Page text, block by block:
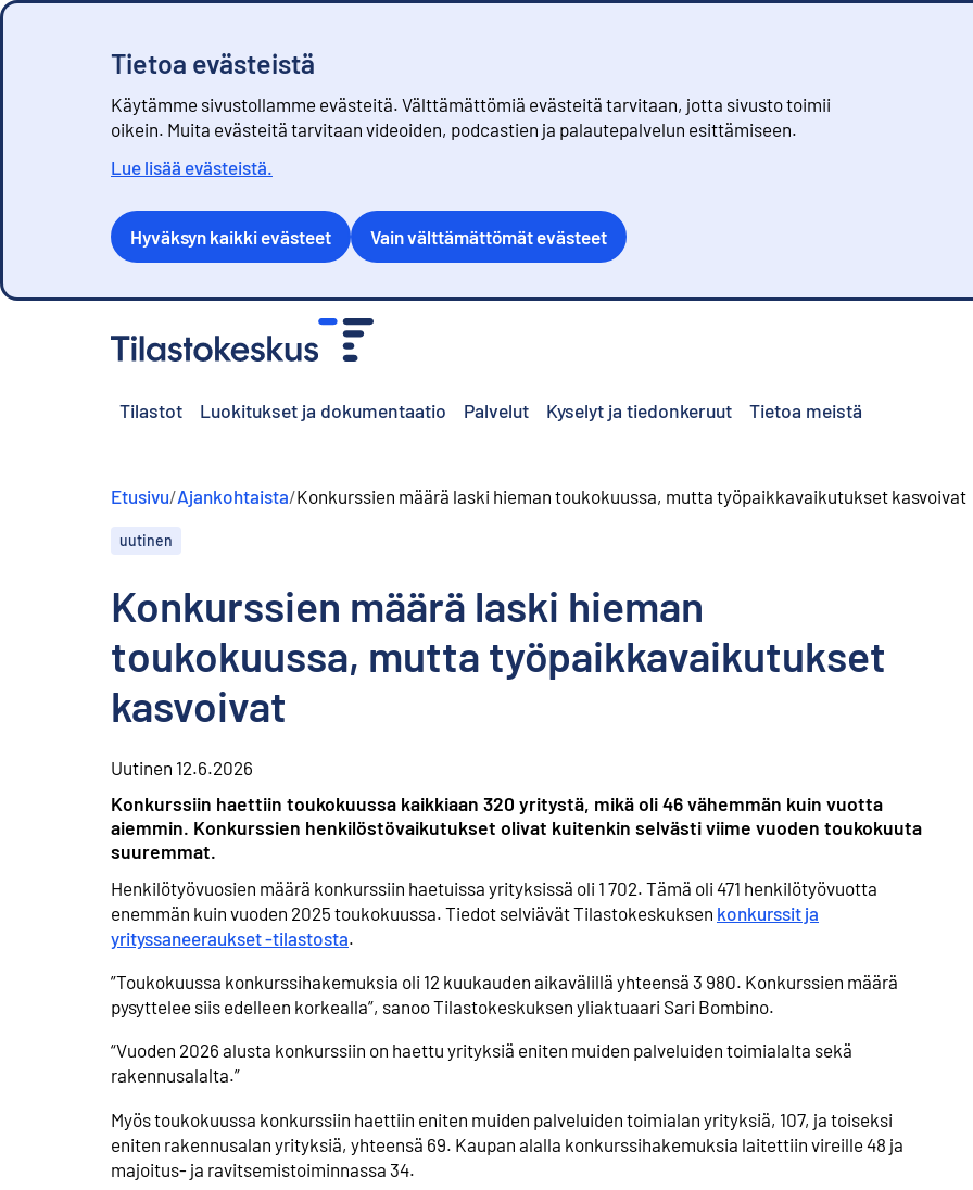
Tietoa evästeistä
Käytämme sivustollamme evästeitä. Välttämättömiä evästeitä tarvitaan, jotta sivusto toimii
oikein. Muita evästeitä tarvitaan videoiden, podcastien ja palautepalvelun esittämiseen.
Lue lisää evästeistä.
Hyväksyn kaikki evästeet Vain välttämättömät evästeet
Tilastot Luokitukset ja dokumentaatio Palvelut Kyselyt ja tiedonkeruut Tietoa meistä
Etusivu/Ajankohtaista/Konkurssien määrä laski hieman toukokuussa, mutta työpaikkavaikutukset kasvoivat
uutinen
Konkurssien määrä laski hieman
toukokuussa, mutta työpaikkavaikutukset
kasvoivat
Uutinen 12.6.2026
Konkurssiin haettiin toukokuussa kaikkiaan 320 yritystä, mikä oli 46 vähemmän kuin vuotta
aiemmin. Konkurssien henkilöstövaikutukset olivat kuitenkin selvästi viime vuoden toukokuuta
suuremmat.
Henkilötyövuosien määrä konkurssiin haetuissa yrityksissä oli 1 702. Tämä oli 471 henkilötyövuotta
enemmän kuin vuoden 2025 toukokuussa. Tiedot selviävät Tilastokeskuksen konkurssit ja
yrityssaneeraukset -tilastosta.
”Toukokuussa konkurssihakemuksia oli 12 kuukauden aikavälillä yhteensä 3 980. Konkurssien määrä
pysyttelee siis edelleen korkealla”, sanoo Tilastokeskuksen yliaktuaari Sari Bombino.
“Vuoden 2026 alusta konkurssiin on haettu yrityksiä eniten muiden palveluiden toimialalta sekä
rakennusalalta.”
Myös toukokuussa konkurssiin haettiin eniten muiden palveluiden toimialan yrityksiä, 107, ja toiseksi
eniten rakennusalan yrityksiä, yhteensä 69. Kaupan alalla konkurssihakemuksia laitettiin vireille 48 ja
majoitus- ja ravitsemistoiminnassa 34.